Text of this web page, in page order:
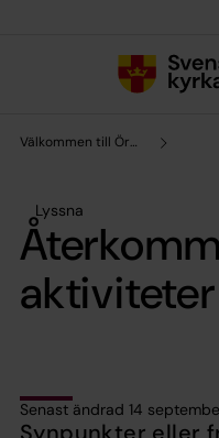
Välkommen till Örby-Skene församling
Lyssna
Senast ändrad 14